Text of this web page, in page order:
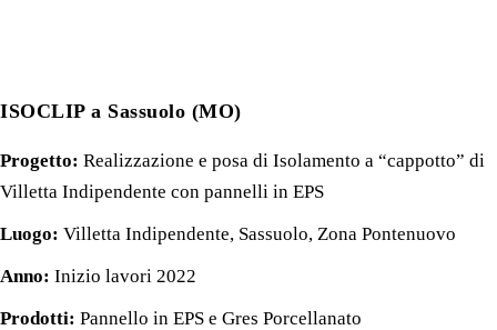
ISOCLIP a Sassuolo (MO)
Progetto: Realizzazione e posa di Isolamento a “cappotto” di
Villetta Indipendente con pannelli in EPS
Luogo: Villetta Indipendente, Sassuolo, Zona Pontenuovo
Anno: Inizio lavori 2022
Prodotti: Pannello in EPS e Gres Porcellanato